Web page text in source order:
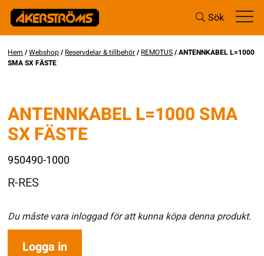
Sök
Hem /Webshop/Reservdelar & tillbehör/REMOTUS/ ANTENNKABEL L=1000
SMA SX FÄSTE
ANTENNKABEL L=1000 SMA
SX FÄSTE
950490-1000
R-RES
Du måste vara inloggad för att kunna köpa denna produkt.
Logga in